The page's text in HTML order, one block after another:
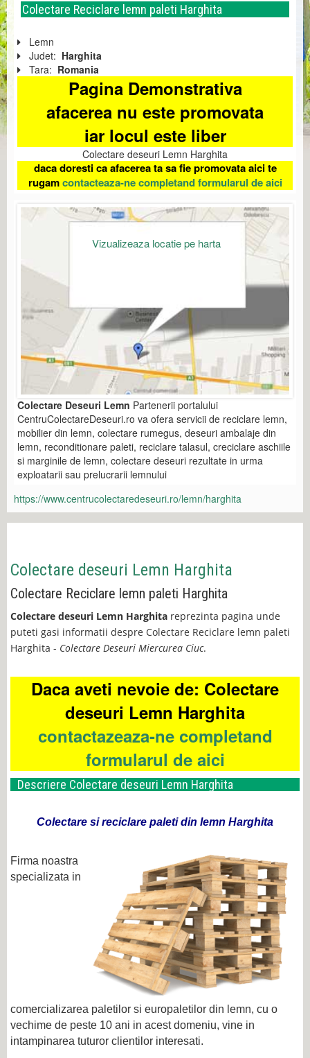
Colectare Reciclare lemn paleti Harghita
Lemn
Judet: Harghita
Tara: Romania
Pagina Demonstrativa
afacerea nu este promovata
iar locul este liber
Colectare deseuri Lemn Harghita
daca doresti ca afacerea ta sa fie promovata aici te
rugamcontacteaza-ne completand formularul de aici
Vizualizeaza locatie pe harta
Colectare Deseuri Lemn Partenerii portalului
CentruColectareDeseuri.ro va ofera servicii de reciclare lemn,
mobilier din lemn, colectare rumegus, deseuri ambalaje din
lemn, reconditionare paleti, reciclare talasul, creciclare aschiile
si marginile de lemn, colectare deseuri rezultate in urma
exploatarii sau prelucrarii lemnului
https://www.centrucolectaredeseuri.ro/lemn/harghita
Colectare deseuri Lemn Harghita
Colectare Reciclare lemn paleti Harghita
Colectare deseuri Lemn Harghita reprezinta pagina unde
puteti gasi informatii despre Colectare Reciclare lemn paleti
Harghita - Colectare Deseuri Miercurea Ciuc.
Daca aveti nevoie de: Colectare
deseuri Lemn Harghita
contactazeaza-ne completand
formularul de aici
Descriere Colectare deseuri Lemn Harghita
Colectare si reciclare paleti din lemn Harghita
Firma noastra
specializata in
comercializarea paletilor si europaletilor din lemn, cu o
vechime de peste 10 ani in acest domeniu, vine in
intampinarea tuturor clientilor interesati.